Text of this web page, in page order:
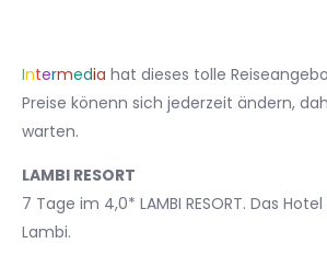
Intermedia hat dieses tolle
Preise könenn sich jederzeit ändern,
warten.
LAMBI RESORT
7 Tage im 4,0* LAMBI RESORT. Das
Lambi.